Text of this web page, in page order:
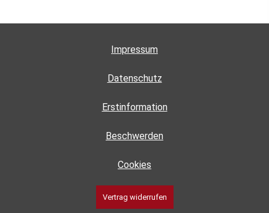
Impressum
Datenschutz
Erstinformation
Beschwerden
Cookies
Vertrag widerrufen